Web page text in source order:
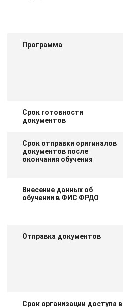
Программа
Срок готовности
документов
Срок отправки оригиналов
документов после
окончания обучения
Внесение данных об
обучении в ФИС ФРДО
Отправка документов
Срок организации доступа в